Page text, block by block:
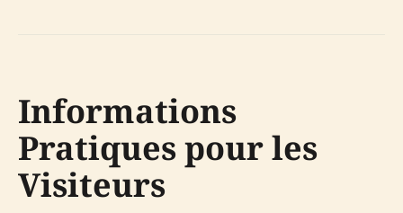
Informations
Pratiques pour les
Visiteurs